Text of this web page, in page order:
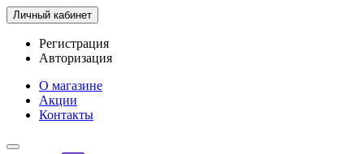
Личный кабинет
Регистрация
Авторизация
О магазине
Акции
Контакты